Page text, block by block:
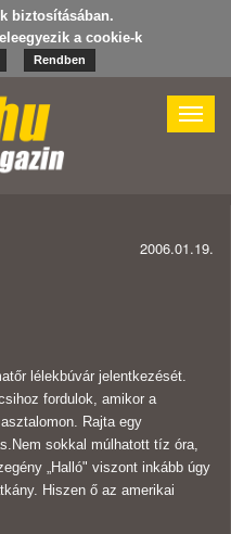
biztosításában.
a cookie-k
Rendben
Toggle
2006.01.19.
lélekbúvár jelentkezését.
fordulok, amikor a
Rajta egy
sokkal múlhatott tíz óra,
„Halló" viszont inkább úgy
Hiszen ő az amerikai